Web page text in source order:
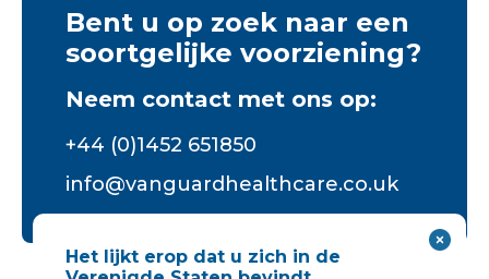
Bent u op zoek naar een
soortgelijke voorziening?
Neem contact met ons op:
+44 (0)1452 651850
info@vanguardhealthcare.co.uk
Het lijkt erop dat u zich in de